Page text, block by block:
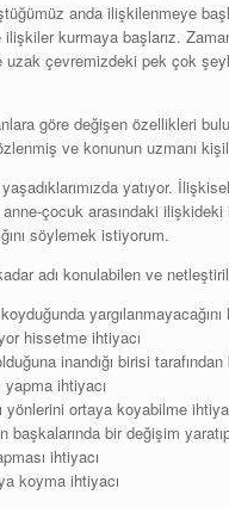
anda ilişkilenmeye
ilişkiler kurmaya başlarız.
çevremizdeki pek çok
göre değişen özellikleri
ve konunun uzmanı
yatıyor.
çocuk arasındaki
söylemek istiyorum.
adı konulabilen ve
hissetme ihtiyacı
inandığı birisi
ihtiyacı
ortaya koyabilme
bir değişim yaratıp
ihtiyacı
koyma ihtiyacı